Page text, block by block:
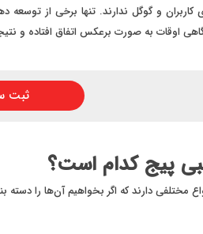
کاربران و گوگل ندارند. تنها برخی از
اوقات به صورت برعکس اتفاق افتاده و
ثبت
پیج کدام است؟
مختلفی دارند که اگر بخواهیم آن‌ها را